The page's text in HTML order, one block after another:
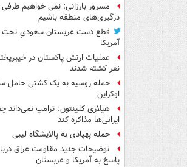
مسرور بارزانی: نمی خواهیم طرفی
درگیری‌های منطقه باشیم
قطع دست عربستان سعودیِ تحت
آمریکا
نفر کشته شدند
حمله روسیه به یک کشتی حامل
اوکراین
هیلاری کلینتون: ترامپ نمی‌داند
ایرانی‌ها مذاکره کند
حمله پهپادی به پالایشگاه لیبی
توضیحات جدید مقاومت عراق
پاسخ به آمریکا و عربستان